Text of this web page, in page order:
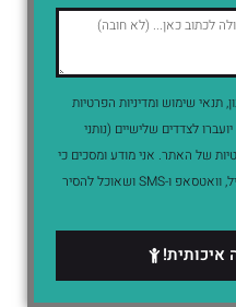
תנאי שימוש ומדיניות הפרטיות
לצדדים שלישיים (נותני
של האתר. אני מודע ומסכים כי
הפרטים ישמשו לצורך דיוור פרסומי במייל, וואטסאפ ו-SMS ושאוכל להסיר
איכותית!